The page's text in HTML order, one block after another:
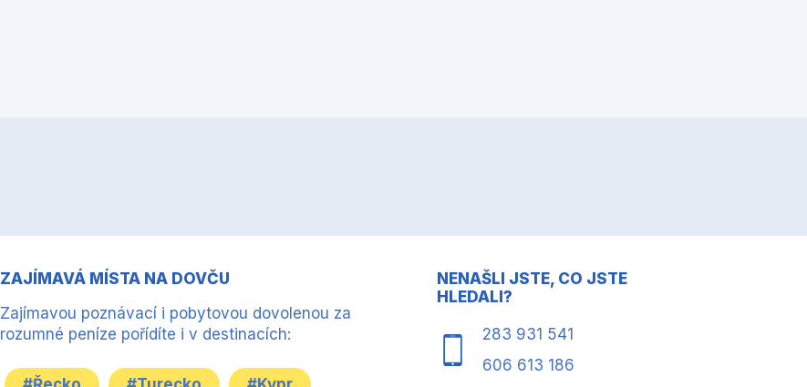
ZAJÍMAVÁ MÍSTA NA DOVČU
Zajímavou poznávací i pobytovou dovolenou za
rozumné peníze pořídíte i v destinacích:
NENAŠLI JSTE, CO JSTE
HLEDALI?
283 931 541
606 613 186